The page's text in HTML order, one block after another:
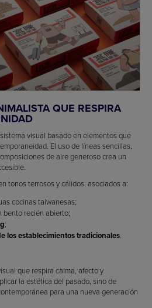
QUE RESPIRA
visual basado en elementos que
El uso de líneas sencillas,
de aire generoso crea un
tonos terrosos y cálidos, asociados a:
cocinas taiwanesas;
bento recién abierto;
;
los establecimientos tradicionales.
que respira calma, afecto y
la estética del pasado, sino de
para una nueva generación